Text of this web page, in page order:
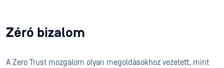
Zéró bizalom
A Zero Trust mozgalom olyan megoldásokhoz vezetett, mint